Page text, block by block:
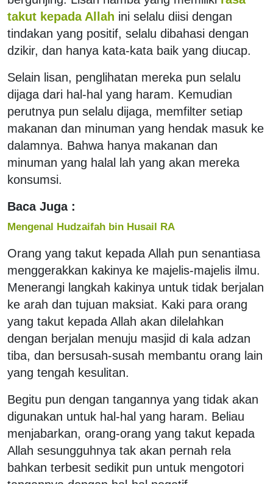
takut kepada Allah ini selalu diisi dengan
tindakan yang positif, selalu dibahasi dengan
dzikir, dan hanya kata-kata baik yang diucap.
Selain lisan, penglihatan mereka pun selalu
dijaga dari hal-hal yang haram. Kemudian
perutnya pun selalu dijaga, memfilter setiap
makanan dan minuman yang hendak masuk ke
dalamnya. Bahwa hanya makanan dan
minuman yang halal lah yang akan mereka
konsumsi.
Baca Juga :
Mengenal Hudzaifah bin Husail RA
Orang yang takut kepada Allah pun senantiasa
menggerakkan kakinya ke majelis-majelis ilmu.
Menerangi langkah kakinya untuk tidak berjalan
ke arah dan tujuan maksiat. Kaki para orang
yang takut kepada Allah akan dilelahkan
dengan berjalan menuju masjid di kala adzan
tiba, dan bersusah-susah membantu orang lain
yang tengah kesulitan.
Begitu pun dengan tangannya yang tidak akan
digunakan untuk hal-hal yang haram. Beliau
menjabarkan, orang-orang yang takut kepada
Allah sesungguhnya tak akan pernah rela
bahkan terbesit sedikit pun untuk mengotori